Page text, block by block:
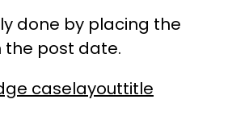
done by placing the
the post date.
caselayouttitle